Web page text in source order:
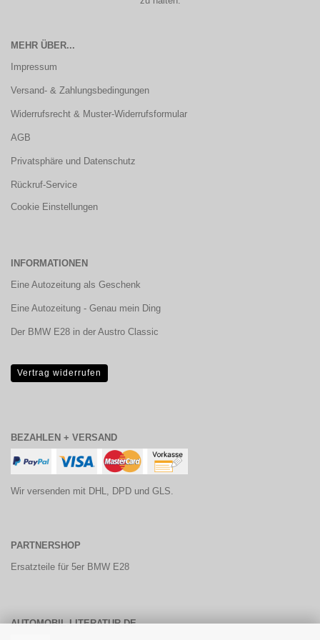
MEHR ÜBER...
Impressum
Versand- & Zahlungsbedingungen
Widerrufsrecht & Muster-Widerrufsformular
AGB
Privatsphäre und Datenschutz
Rückruf-Service
Cookie Einstellungen
INFORMATIONEN
Eine Autozeitung als Geschenk
Eine Autozeitung - Genau mein Ding
Der BMW E28 in der Austro Classic
Vertrag widerrufen
BEZAHLEN + VERSAND
Wir versenden mit DHL, DPD und GLS.
PARTNERSHOP
Ersatzteile für 5er BMW E28
AUTOMOBIL-LITERATUR.DE